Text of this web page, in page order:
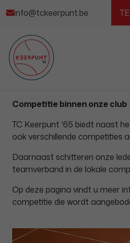
info@tckeerpunt.be
Competitie binnen onze club
TC Keerpunt '65 biedt naast
ook verschillende competities
Daarnaast schitteren onze
teamverband in de lokale
Op deze pagina vindt u meer
competitie die wordt